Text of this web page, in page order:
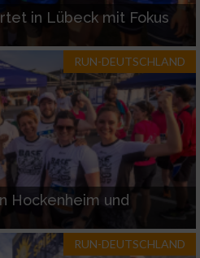
in Lübeck mit Fokus
RUN-DEUTSCHLAND
Hockenheim und
RUN-DEUTSCHLAND